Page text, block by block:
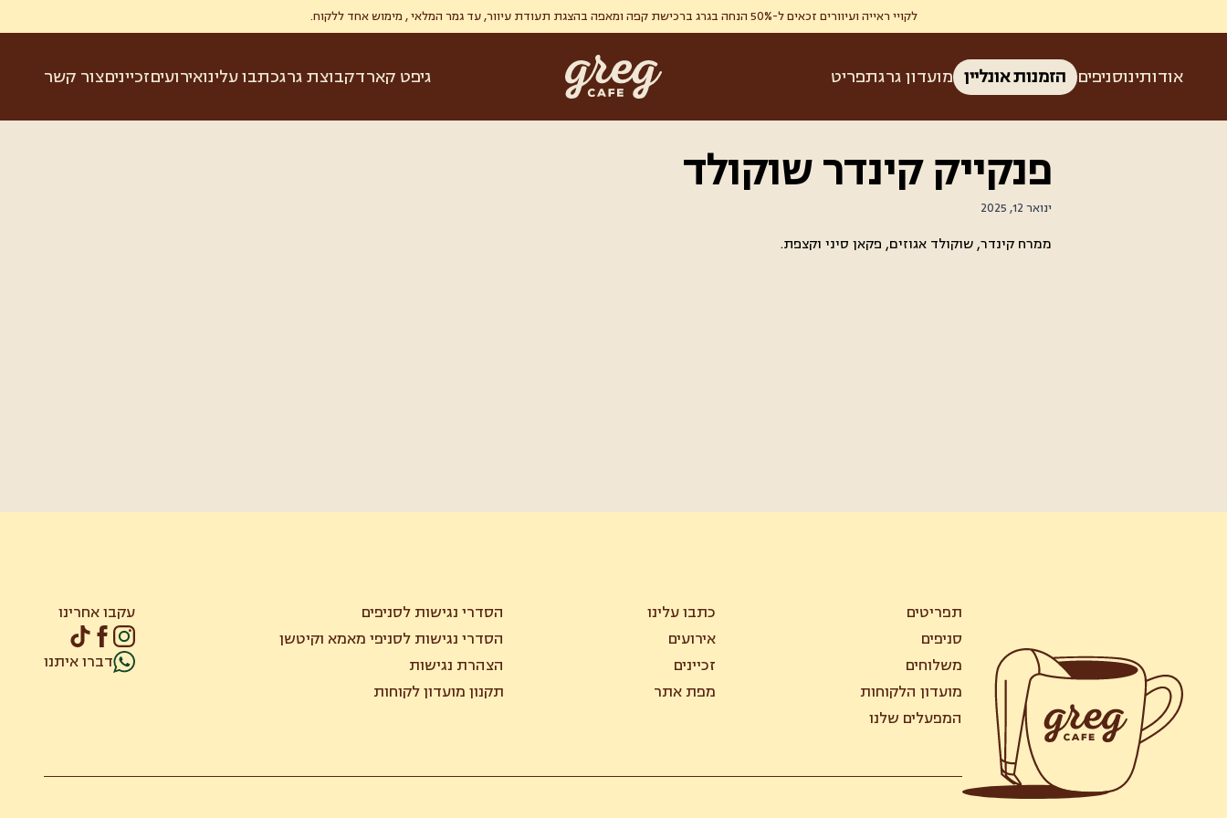
לקויי ראייה ועיוורים זכאים ל-50% הנחה בגרג ברכישת קפה ומאפה בהצגת תעודת עיוור, עד גמר המלאי , מימוש אחד ללקוח.
אודותינוסניפים הזמנות אונליין מועדון גרגתפריט גיפט קארדקבוצת גרגכתבו עלינואירועיםזכייניםצור קשר
פנקייק קינדר שוקולד
ינואר 12, 2025
ממרח קינדר, שוקולד אגוזים, פקאן סיני וקצפת.
תפריטים
סניפים
משלוחים
מועדון הלקוחות
המפעלים שלנו
כתבו עלינו
אירועים
זכיינים
מפת אתר
הסדרי נגישות לסניפים
הסדרי נגישות לסניפי מאמא וקיטשן
הצהרת נגישות
תקנון מועדון לקוחות
עקבו אחרינו
דברו איתנו